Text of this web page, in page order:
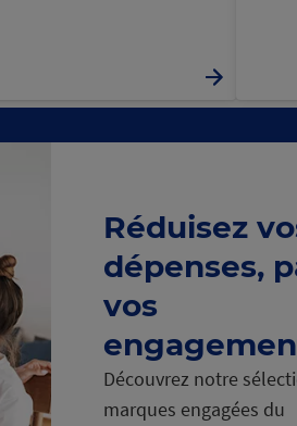
Réduisez
dépenses,
vos
Découvrez notre
marques engagées du